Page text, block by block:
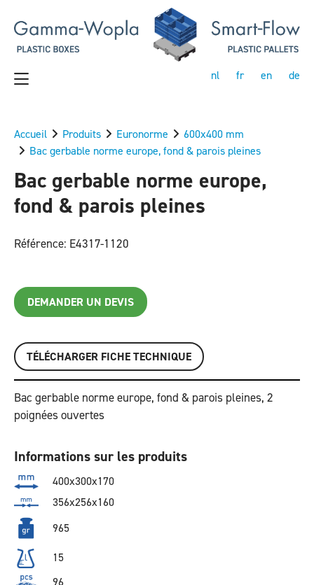
nl fr en de
Accueil Produits Euronorme
600x400 mm
Bac gerbable norme europe, fond & parois pleines
Bac gerbable norme europe,
fond & parois pleines
Référence: E4317-1120
DEMANDER UN DEVIS
TÉLÉCHARGER FICHE TECHNIQUE
Bac gerbable norme europe, fond & parois pleines, 2
poignées ouvertes
Informations sur les produits
400x300x170
356x256x160
965
15
96